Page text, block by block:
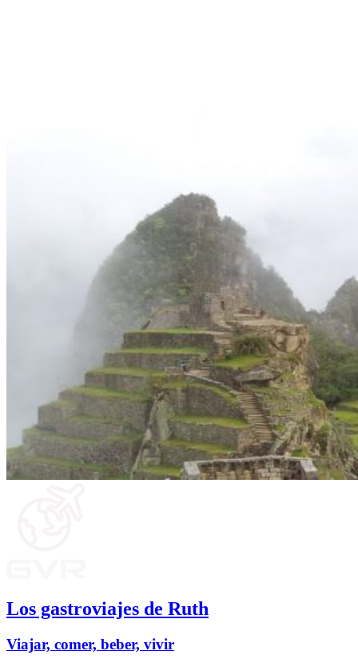
Los gastroviajes de Ruth
Viajar, comer, beber, vivir